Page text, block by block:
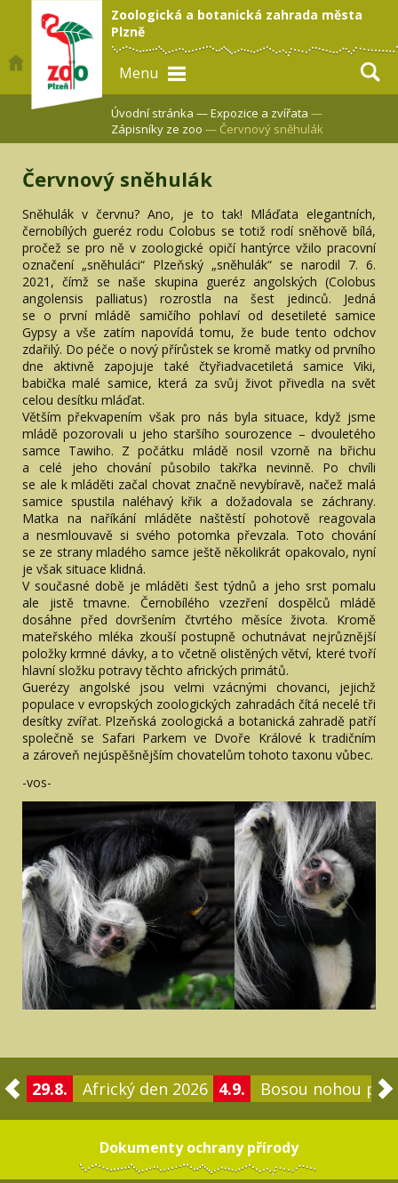
Zoologická a botanická zahrada města
Plzně
Menu
Úvodní stránka —Expozice a zvířata —
Zápisníky ze zoo — Červnový sněhulák
Červnový sněhulák
Sněhulák v červnu? Ano, je to tak! Mláďata elegantních,
černobílých gueréz rodu Colobus se totiž rodí sněhově bílá,
pročež se pro ně v zoologické opičí hantýrce vžilo pracovní
označení „sněhuláci“ Plzeňský „sněhulák“ se narodil 7. 6.
2021, čímž se naše skupina gueréz angolských (Colobus
angolensis palliatus) rozrostla na šest jedinců. Jedná
se o první mládě samičího pohlaví od desetileté samice
Gypsy a vše zatím napovídá tomu, že bude tento odchov
zdařilý. Do péče o nový přírůstek se kromě matky od prvního
dne aktivně zapojuje také čtyřiadvacetiletá samice Viki,
babička malé samice, která za svůj život přivedla na svět
celou desítku mláďat.
Větším překvapením však pro nás byla situace, když jsme
mládě pozorovali u jeho staršího sourozence – dvouletého
samce Tawiho. Z počátku mládě nosil vzorně na břichu
a celé jeho chování působilo takřka nevinně. Po chvíli
se ale k mláděti začal chovat značně nevybíravě, načež malá
samice spustila naléhavý křik a dožadovala se záchrany.
Matka na naříkání mláděte naštěstí pohotově reagovala
a nesmlouvavě si svého potomka převzala. Toto chování
se ze strany mladého samce ještě několikrát opakovalo, nyní
je však situace klidná.
V současné době je mláděti šest týdnů a jeho srst pomalu
ale jistě tmavne. Černobílého vzezření dospělců mládě
dosáhne před dovršením čtvrtého měsíce života. Kromě
mateřského mléka zkouší postupně ochutnávat nejrůznější
položky krmné dávky, a to včetně olistěných větví, které tvoří
hlavní složku potravy těchto afrických primátů.
Guerézy angolské jsou velmi vzácnými chovanci, jejichž
populace v evropských zoologických zahradách čítá necelé tři
desítky zvířat. Plzeňská zoologická a botanická zahradě patří
společně se Safari Parkem ve Dvoře Králové k tradičním
a zároveň nejúspěšnějším chovatelům tohoto taxonu vůbec.
-vos-
29.8. Africký den 2026 4.9. Bosou nohou po
Dokumenty ochrany přírody